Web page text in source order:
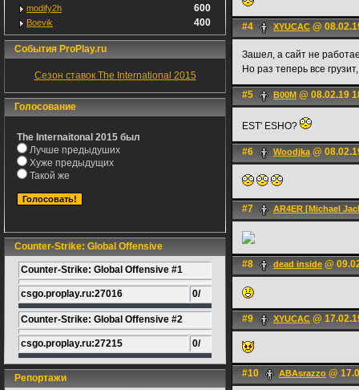
modify2h 600
Boevik 400
События ProPlay.ru
Сезон ставок The International 2015
Голосование
The Internaitonal 2015 был
Лучше предыдуших
Хуже предыдущих
Такой же
Counter-Strike: Global Offensive
Counter-Strike: Global Offensive #1
csgo.proplay.ru:27016 0/
Counter-Strike: Global Offensive #2
csgo.proplay.ru:27215 0/
Репортажи
#4 XYUCAC @
Зашел, а сайт не
Но раз теперь все
#5 B00M @ 08.02.19
EST' ESHO?
#6 Woodjka@
#7 AR4ER [Michael
#8 dead inside @
#9 XYUCAC @
#10 ABAsrazzo @